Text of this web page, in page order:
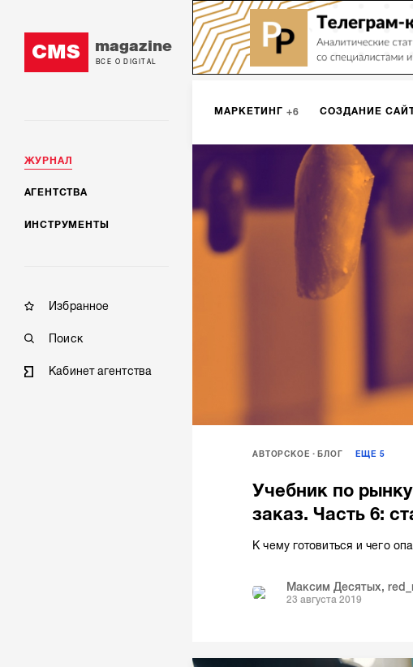
CMS magazine
ВСЕ О DIGITAL
ЖУРНАЛ
АГЕНТСТВА
ИНСТРУМЕНТЫ
Избранное
Поиск
Кабинет агентства
МАРКЕТИНГ 6 СОЗДАНИЕ
DIGITAL ИНТЕРНЕТ-
МОБИЛЬНАЯ РАЗРАБОТКА
АВТОРСКОЕ БЛОГ ЕЩЕ 5
Учебник по
заказ. Часть 6:
К чему готовиться и чего
Максим Десятых,
23 августа 2019